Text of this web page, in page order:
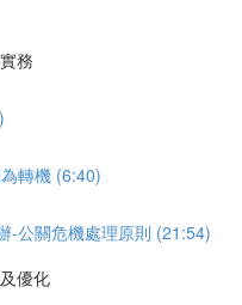
務
轉機 (6:40)
-公關危機處理原則 (21:54)
優化